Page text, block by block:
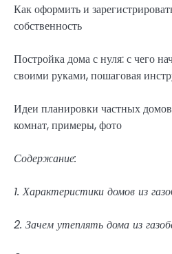
Как оформить и
собственность
Постройка дома с нуля: с чего
своими руками, пошаговая
Идеи планировки частных
комнат, примеры, фото
Содержание:
1. Характеристики домов из
2. Зачем утеплять дома из